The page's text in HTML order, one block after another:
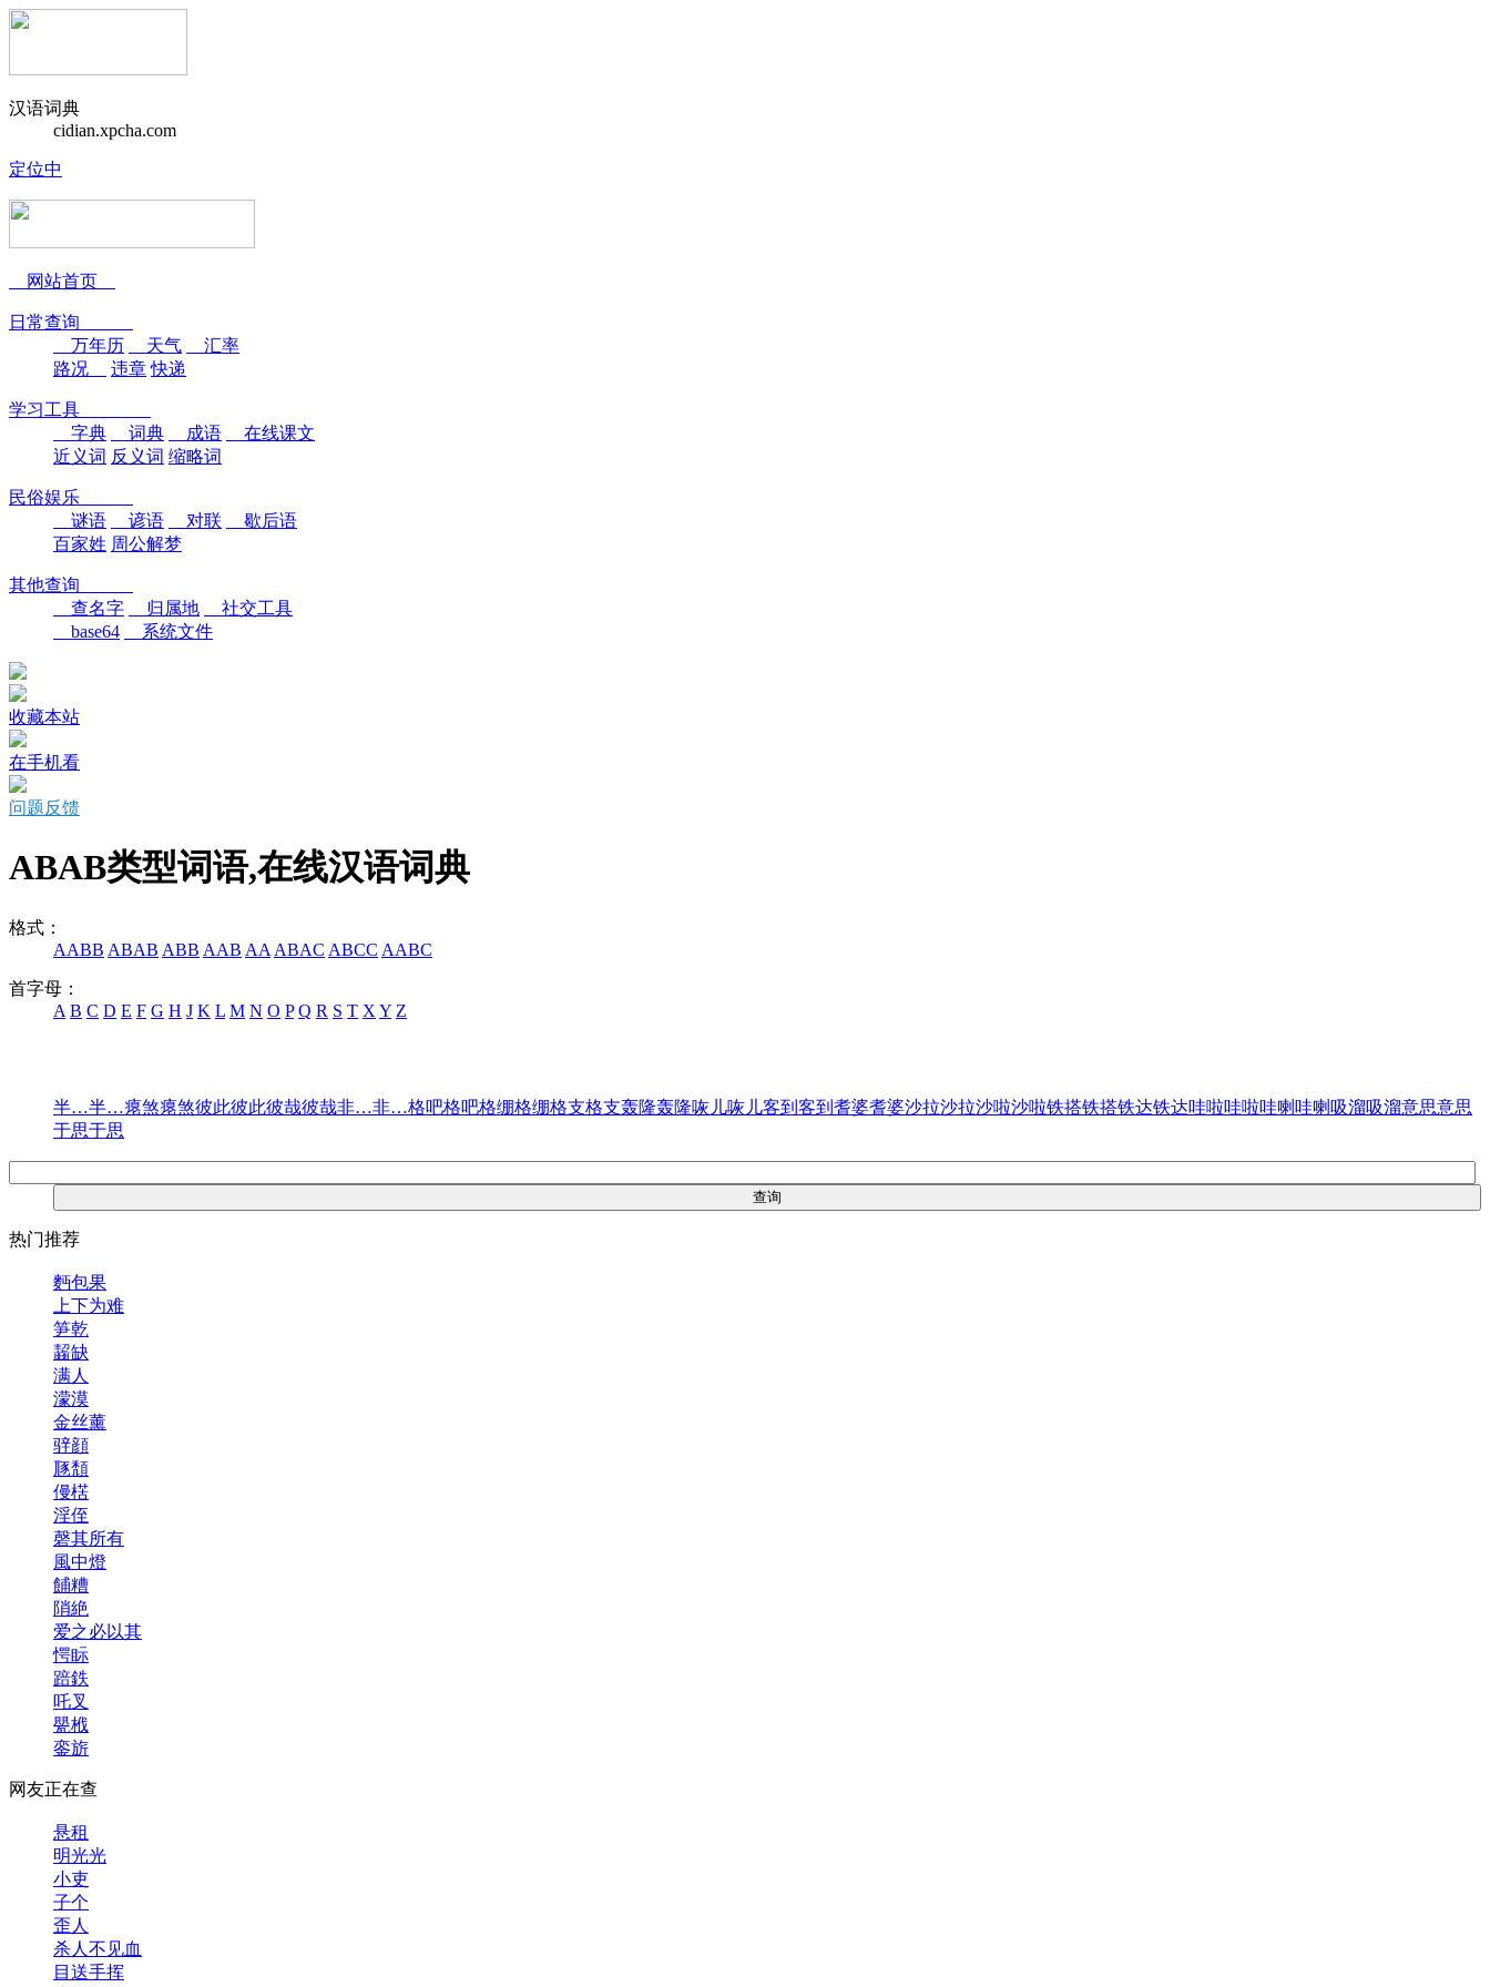
汉语词典
cidian.xpcha.com
定位中
网站首页
日常查询
万年历
天气
汇率
路况
违章 快递
学习工具
字典
词典 成语
在线课文
近义词 反义词 缩略词
民俗娱乐
谜语
谚语 对联
歇后语
百家姓 周公解梦
其他查询
查名字
归属地
社交工具
base64
系统文件
收藏本站
在手机看
问题反馈
ABAB类型词语,在线汉语词典
格式：
AABB ABAB ABB AAB AA ABAC ABCC AABC
首字母：
A B C D E F G H J K L M N O P Q R S T X Y Z
半…半…瘪煞瘪煞彼此彼此彼哉彼哉非…非…格吧格吧格绷格绷格支格支轰隆轰隆咴儿咴儿客到客到 耆婆耆婆沙拉沙拉沙啦沙啦铁搭铁搭铁达铁达哇啦哇啦哇喇哇喇 吸溜吸溜意思意思
于思于思
热门推荐
麪包果
上下为难
笋乾
齧缺
满人
濛漠
金丝薰
骍顔
豗頽
僈楛
淫侄
磬其所有
風中燈
餔糟
陗絶
爱之必以其
愕眎
踣鉄
吒叉
甖栰
銮旂
网友正在查
悬租
明光光
小吏
子个
歪人
杀人不见血
目送手挥